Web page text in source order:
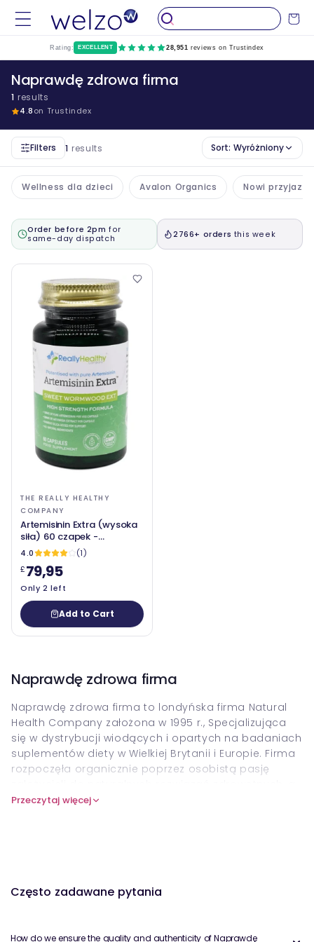
do
Wózek
Rating: EXCELLENT 28,951 reviews on Trustindex
Naprawdę zdrowa firma
1 results
4.8on Trustindex
Filters 1 results Sort: Wyróżniony
Wellness dla dzieci Avalon Organics Nowi przyjazni
Order before 2pm for
same-day dispatch
2766+ orders this week
THE REALLY HEALTHY
COMPANY
Artemisinin Extra (wysoka
siła) 60 czapek -
naprawdę zdrowa firma
4.0
(1)
£79,95
Only 2 left
Add to Cart
Naprawdę zdrowa firma
Naprawdę zdrowa firma to londyńska firma Natural
Health Company założona w 1995 r., Specjalizująca
się w dystrybucji wiodących i opartych na badaniach
suplementów diety w Wielkiej Brytanii i Europie. Firma
rozpoczęła organicznie poprzez osobistą pasję
nie tradycyjnego biznesplanu, i od tego czasu stała
odpornościowym, detoksykacji i ogólnym
samopoczuciu. Kluczowe produkty to Biobran MGN-3,
wykonany z bran arabinoksylan i prostasol, który jest
Przeczytaj więcej
Często zadawane pytania
How do we ensure the quality and authenticity of Naprawdę